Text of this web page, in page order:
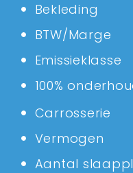
Bekleding
BTW/Marge
Emissieklasse
100%
Carrosserie
Vermogen
Aantal